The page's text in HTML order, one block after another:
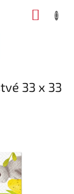
33 x 33